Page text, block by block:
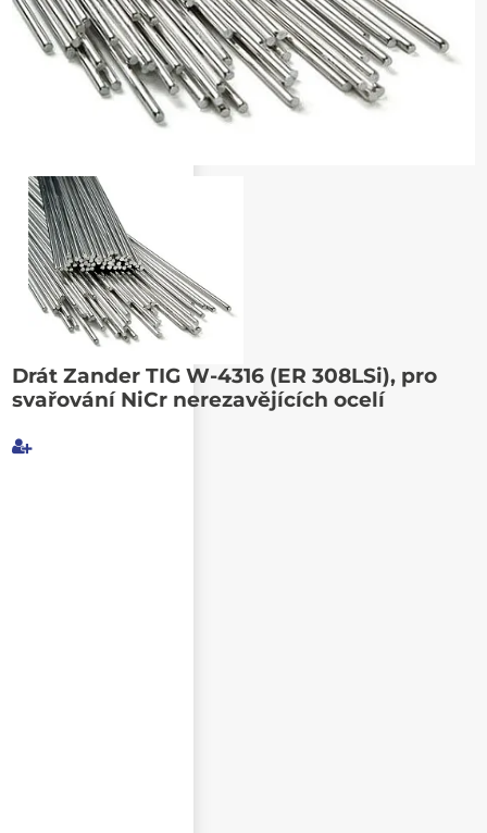
Drát Zander TIG W-4316 (ER 308LSi), pro
svařování NiCr nerezavějících ocelí
Poslat známému